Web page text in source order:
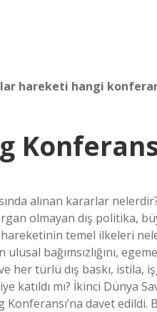
hareketi hangi
alınan kararlar
olmayan dış politika,
hareketinin temel ilkeleri
ulusal bağımsızlığını,
ve her türlü dış baskı,
katıldı mı? İkinci Dünya
davet edildi.